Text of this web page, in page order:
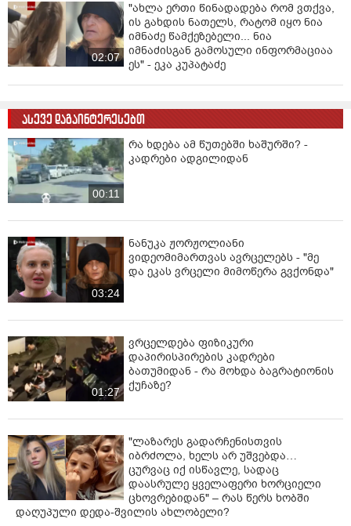
02:07
"ახლა ერთი წინადადება რომ ვთქვა,
ის გახდის ნათელს, რატომ იყო ნია
იმნაძე წამქეზებელი... ნია
იმნაძისგან გამოსული ინფორმაციაა
ეს" - ეკა კუპატაძე
ასევე დაგაინტერესებთ
00:11
რა ხდება ამ წუთებში ხაშურში? -
კადრები ადგილიდან
03:24
ნანუკა ჟორჟოლიანი
ვიდეომიმართვას ავრცელებს - "მე
და ეკას ვრცელი მიმოწერა გვქონდა"
01:27
ვრცელდება ფიზიკური
დაპირისპირების კადრები
ბათუმიდან - რა მოხდა ბაგრატიონის
ქუჩაზე?
"ლაზარეს გადარჩენისთვის
იბრძოლა, ხელს არ უშვებდა…
ცურვაც იქ ისწავლე, სადაც
დაასრულე ყველაფერი ხორციელი
ცხოვრებიდან" – რას წერს ხობში
დაღუპული დედა-შვილის ახლობელი?